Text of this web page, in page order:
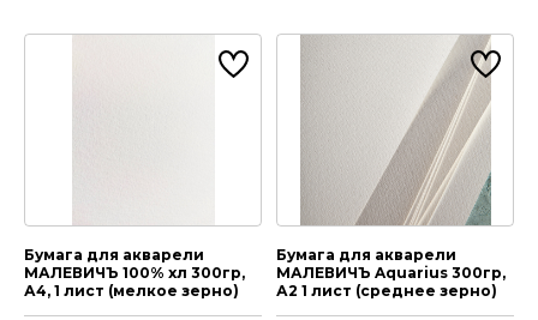
Бумага для акварели
МАЛЕВИЧЪ 100% хл 300гр,
А4, 1 лист (мелкое зерно)
Бумага для акварели
МАЛЕВИЧЪ Aquarius 300гр,
А2 1 лист (среднее зерно)